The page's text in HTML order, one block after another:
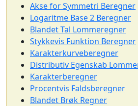
Akse for Symmetri Beregner
Logaritme Base 2 Beregner
Blandet Tal Lommeregner
Stykkevis Funktion Beregner
Karakterkurveberegner
Distributiv Egenskab
Karakterberegner
Procentvis Faldsberegner
Blandet Brøk Regner